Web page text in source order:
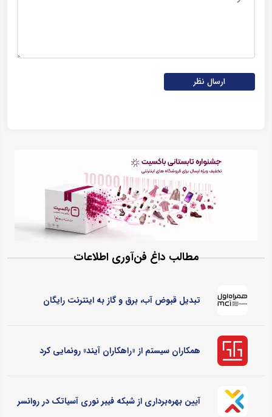
ارسال نظر
مطالب داغ فن‌آوری اطلاعات
تبدیل قبوض آب، برق و گاز به اینترنت رایگان
همکاران سیستم از «راهکاران آیند» رونمایی کرد
آیین بهره‌برداری از شبکه فیبر نوری آسیاتک در روانسر